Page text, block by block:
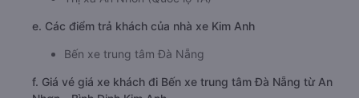
e. Các điểm trả khách của nhà xe Kim Anh
Bến xe trung tâm Đà Nẵng
f. Giá vé giá xe khách đi Bến xe trung tâm Đà Nẵng từ An